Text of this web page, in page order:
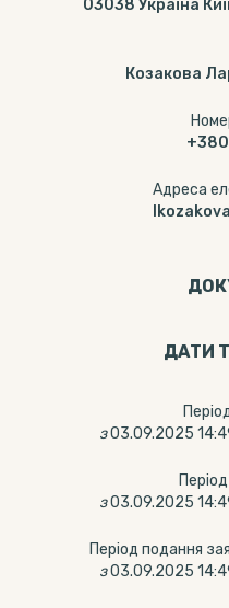
03038 Україна
Козакова
Адреса
ДАТИ
з03.09.2025
з03.09.2025
Період подання
з03.09.2025